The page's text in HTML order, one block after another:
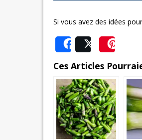
Si vous avez des idées
SharePost
Ces Articles